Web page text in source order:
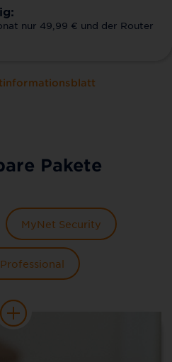
nur 49,99 € und der Router
Pakete
MyNet Security